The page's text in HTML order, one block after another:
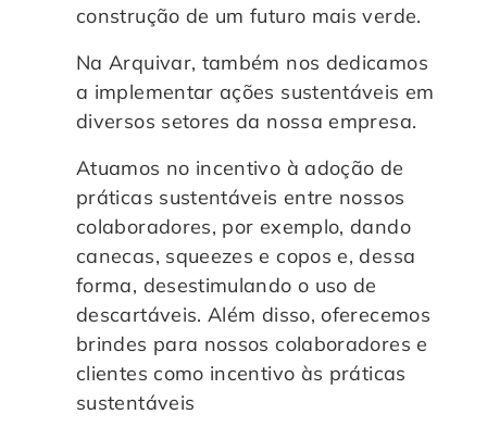
construção de um futuro mais verde.
Na Arquivar, também nos dedicamos
a implementar ações sustentáveis em
diversos setores da nossa empresa.
Atuamos no incentivo à adoção de
práticas sustentáveis entre nossos
colaboradores, por exemplo, dando
canecas, squeezes e copos e, dessa
forma, desestimulando o uso de
descartáveis. Além disso, oferecemos
brindes para nossos colaboradores e
clientes como incentivo às práticas
sustentáveis